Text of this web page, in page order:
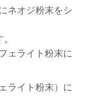
ネオジ粉末をシ
ェライト粉末に
ライト粉末）に